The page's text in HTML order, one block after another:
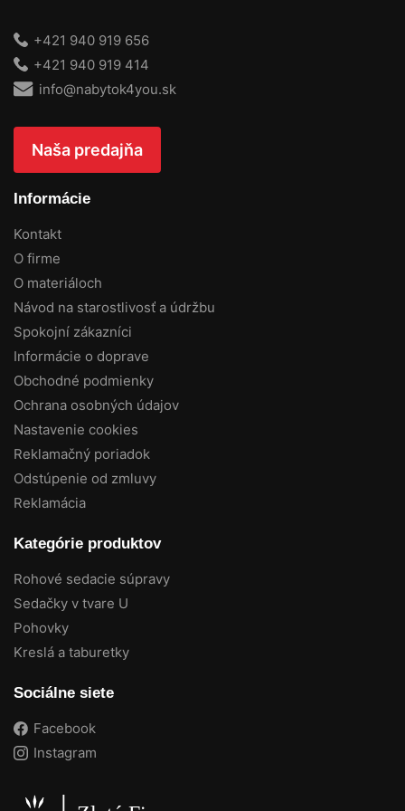
+421 940 919 656
+421 940 919 414
info@nabytok4you.sk
Naša predajňa
Informácie
Kontakt
O firme
O materiáloch
Návod na starostlivosť a údržbu
Spokojní zákazníci
Informácie o doprave
Obchodné podmienky
Ochrana osobných údajov
Nastavenie cookies
Reklamačný poriadok
Odstúpenie od zmluvy
Reklamácia
Kategórie produktov
Rohové sedacie súpravy
Sedačky v tvare U
Pohovky
Kreslá a taburetky
Sociálne siete
Facebook
Instagram